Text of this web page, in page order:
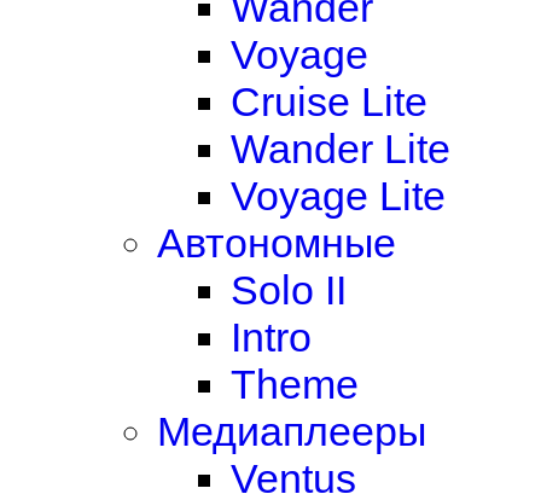
Voyage
Cruise Lite
Wander Lite
Voyage Lite
Автономные
Solo II
Intro
Theme
Медиаплееры
Ventus